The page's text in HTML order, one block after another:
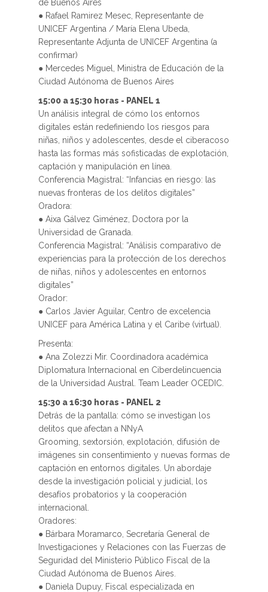
de Buenos Aires
● Rafael Ramirez Mesec, Representante de
UNICEF Argentina / María Elena Ubeda,
Representante Adjunta de UNICEF Argentina (a
confirmar)
● Mercedes Miguel, Ministra de Educación de la
Ciudad Autónoma de Buenos Aires
15:00 a 15:30 horas - PANEL 1
Un análisis integral de cómo los entornos
digitales están redefiniendo los riesgos para
niñas, niños y adolescentes, desde el ciberacoso
hasta las formas más sofisticadas de explotación,
captación y manipulación en línea.
Conferencia Magistral: “Infancias en riesgo: las
nuevas fronteras de los delitos digitales”
Oradora:
● Aixa Gálvez Giménez, Doctora por la
Universidad de Granada.
Conferencia Magistral: “Análisis comparativo de
experiencias para la protección de los derechos
de niñas, niños y adolescentes en entornos
digitales”
Orador:
● Carlos Javier Aguilar, Centro de excelencia
UNICEF para América Latina y el Caribe (virtual).
Presenta:
● Ana Zolezzi Mir. Coordinadora académica
Diplomatura Internacional en Ciberdelincuencia
de la Universidad Austral. Team Leader OCEDIC.
15:30 a 16:30 horas - PANEL 2
Detrás de la pantalla: cómo se investigan los
delitos que afectan a NNyA
Grooming, sextorsión, explotación, difusión de
imágenes sin consentimiento y nuevas formas de
captación en entornos digitales. Un abordaje
desde la investigación policial y judicial, los
desafíos probatorios y la cooperación
internacional.
Oradores:
● Bárbara Moramarco, Secretaría General de
Investigaciones y Relaciones con las Fuerzas de
Seguridad del Ministerio Público Fiscal de la
Ciudad Autónoma de Buenos Aires.
● Daniela Dupuy, Fiscal especializada en